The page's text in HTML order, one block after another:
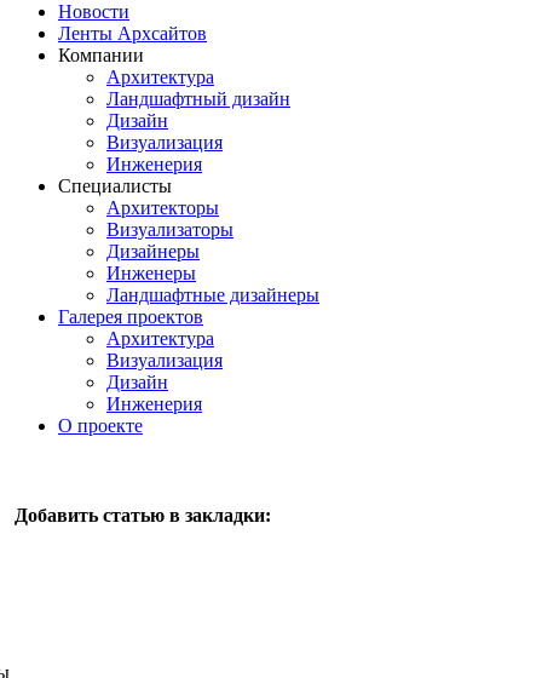
Новости
Ленты Архсайтов
Компании
Архитектура
Ландшафтный дизайн
Дизайн
Визуализация
Инженерия
Специалисты
Архитекторы
Визуализаторы
Дизайнеры
Инженеры
Ландшафтные дизайнеры
Галерея проектов
Архитектура
Визуализация
Дизайн
Инженерия
О проекте
Добавить статью в закладки: